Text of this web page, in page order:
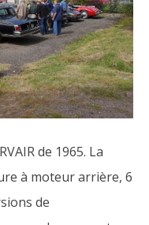
de 1965. La
à moteur arrière, 6
de